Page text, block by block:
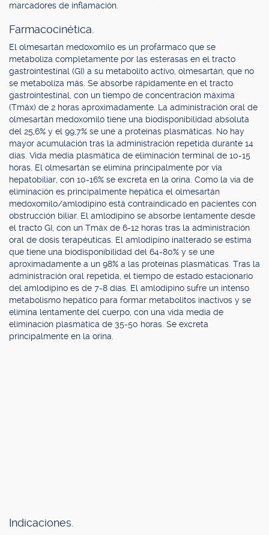
marcadores de inflamación.
Farmacocinética.
El olmesartán medoxomilo es un profármaco que se
metaboliza completamente por las esterasas en el tracto
gastrointestinal (GI) a su metabolito activo, olmesartán, que no
se metaboliza más. Se absorbe rápidamente en el tracto
gastrointestinal, con un tiempo de concentración máxima
(Tmáx) de 2 horas aproximadamente. La administración oral de
olmesartán medoxomilo tiene una biodisponibilidad absoluta
del 25,6% y el 99,7% se une a proteínas plasmáticas. No hay
mayor acumulación tras la administración repetida durante 14
días. Vida media plasmática de eliminación terminal de 10-15
horas. El olmesartán se elimina principalmente por vía
hepatobiliar, con 10-16% se excreta en la orina. Como la vía de
eliminación es principalmente hepática el olmesartán
medoxomilo/amlodipino está contraindicado en pacientes con
obstrucción biliar. El amlodipino se absorbe lentamente desde
el tracto GI, con un Tmáx de 6-12 horas tras la administración
oral de dosis terapéuticas. El amlodipino inalterado se estima
que tiene una biodisponibilidad del 64-80% y se une
aproximadamente a un 98% a las proteínas plasmáticas. Tras la
administración oral repetida, el tiempo de estado estacionario
del amlodipino es de 7-8 días. El amlodipino sufre un intenso
metabolismo hepático para formar metabolitos inactivos y se
elimina lentamente del cuerpo, con una vida media de
eliminación plasmática de 35-50 horas. Se excreta
principalmente en la orina.
Indicaciones.